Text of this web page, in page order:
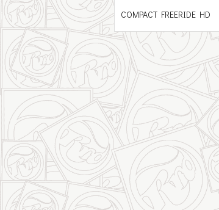
COMPACT FREERIDE HD